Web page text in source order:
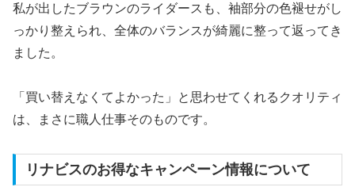
私が出したブラウンのライダースも、袖部分の色褪せがし
っかり整えられ、全体のバランスが綺麗に整って返ってき
ました。
「買い替えなくてよかった」と思わせてくれるクオリティ
は、まさに職人仕事そのものです。
リナビスのお得なキャンペーン情報について